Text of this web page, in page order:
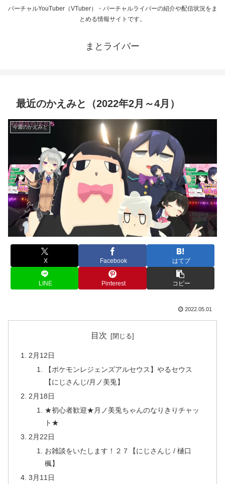
バーチャルYouTuber（VTuber）・バーチャルライバーの紹介や配信状況をま
とめる情報サイトです。
まとライバー
最近のかえみと（2022年2月～4月）
今週のかえみと
X Facebook はてブ
LINE Pinterest コピー
2022.05.01
目次
2月12日
【ポケモンレジェンズアルセウス】やるセウス
【にじさんじ/月ノ美兎】
2月18日
★初心者歓迎★月ノ美兎ちゃんのなりきりチャッ
ト★
2月22日
お雑談をいたします！２７【にじさんじ / 樋口
楓】
3月11日